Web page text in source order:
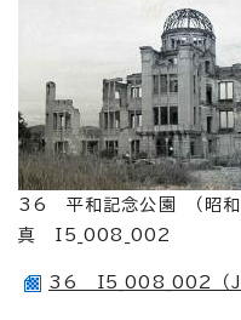
36 平和記念公園 （昭和
真 I5_008_002
36 I5_008_002 （